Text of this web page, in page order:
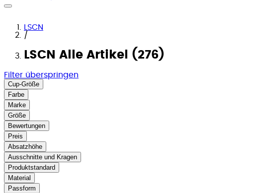
LSCN
/
LSCN Alle Artikel (276)
Filter überspringen
Cup-Größe
Farbe
Marke
Größe
Bewertungen
Preis
Absatzhöhe
Ausschnitte und Kragen
Produktstandard
Material
Passform